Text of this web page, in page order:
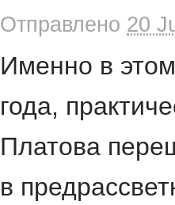
Отправлено 20
Именно в
года,
Платова
в